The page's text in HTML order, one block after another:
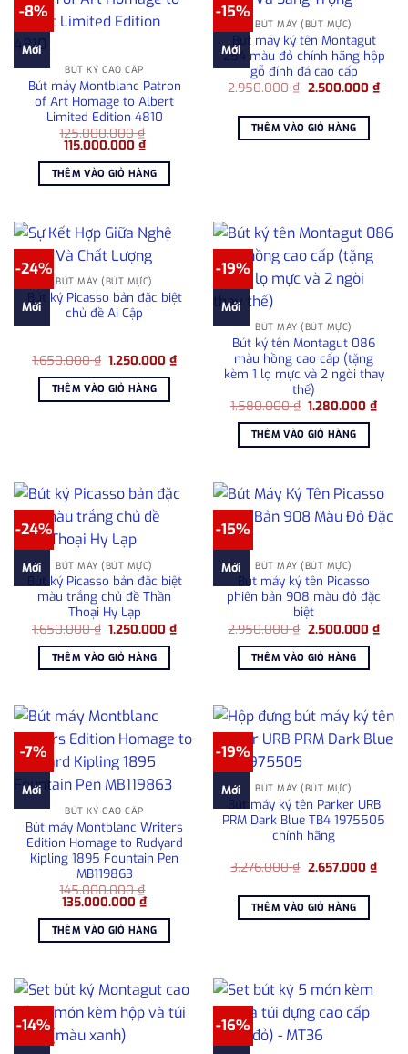
-8%
Mới
BÚT KÝ CAO CẤP
Bút máy Montblanc Patron
of Art Homage to Albert
Limited Edition 4810
125.000.000₫
Giá
là:
125.000.000 ₫.
115.000.000 ₫Giá
hiện
tại
là:
115.000.000 ₫.
THÊM VÀO GIỎ HÀNG
-15%
Mới
BÚT MÁY (BÚT MỰC)
Bút máy ký tên Montagut
254 màu đỏ chính hãng hộp
gỗ đính đá cao cấp
2.950.000₫ Giá
2.950.000 ₫.
2.500.000 ₫Giá
hiện
THÊM VÀO GIỎ HÀNG
-24%
Mới
BÚT MÁY (BÚT MỰC)
Bút ký Picasso bản đặc biệt
chủ đề Ai Cập
1.650.000₫ Giá
là:
1.650.000 ₫.
1.250.000₫Giá
1.250.000 ₫.
THÊM VÀO GIỎ HÀNG
-19%
Mới
BÚT MÁY (BÚT MỰC)
Bút ký tên Montagut 086
màu hồng cao cấp (tặng
kèm 1 lọ mực và 2 ngòi thay
thế)
1.580.000₫ Giá
là:
1.580.000 ₫.
1.280.000₫Giá
THÊM VÀO GIỎ HÀNG
-24%
Mới BÚT MÁY (BÚT MỰC)
Bút ký Picasso bản đặc biệt
màu trắng chủ đề Thần
Thoại Hy Lạp
1.650.000₫ Giá
là:
1.650.000 ₫.
1.250.000₫Giá
hiện
1.250.000 ₫.
THÊM VÀO GIỎ HÀNG
-15%
Mới BÚT MÁY (BÚT MỰC)
Bút máy ký tên Picasso
phiên bản 908 màu đỏ đặc
biệt
2.950.000₫ Giá
là:
2.950.000 ₫.
2.500.000 ₫Giá
hiện
THÊM VÀO GIỎ HÀNG
-7%
Mới
BÚT KÝ CAO CẤP
Bút máy Montblanc Writers
Edition Homage to Rudyard
Kipling 1895 Fountain Pen
MB119863
145.000.000₫
Giá
là:
145.000.000 ₫.
135.000.000 ₫Giá
hiện
tại
là:
135.000.000 ₫.
THÊM VÀO GIỎ HÀNG
-19%
Mới BÚT MÁY (BÚT MỰC)
Bút máy ký tên Parker URB
PRM Dark Blue TB4 1975505
chính hãng
3.276.000₫ Giá
3.276.000 ₫.
2.657.000 ₫Giá
hiện
THÊM VÀO GIỎ HÀNG
-14% -16%